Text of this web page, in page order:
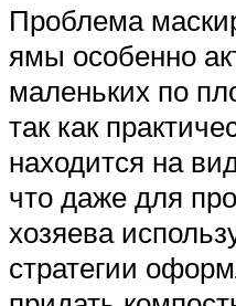
Проблема
ямы особенно
маленьких по
так как
находится на
что даже для
хозяева
стратегии